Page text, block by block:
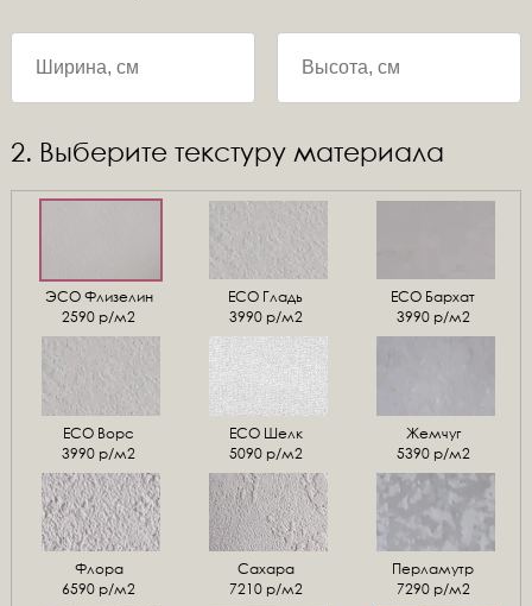
2. Выберите текстуру материала
ЭСО Флизелин
2590 р/м2
ЕСО Гладь
3990 р/м2
ECO Бархат
3990 р/м2
ЕСО Ворс
3990 р/м2
ЕСО Шелк
5090 р/м2
Жемчуг
5390 р/м2
Флора
6590 р/м2
Сахара
7210 р/м2
Перламутр
7290 р/м2